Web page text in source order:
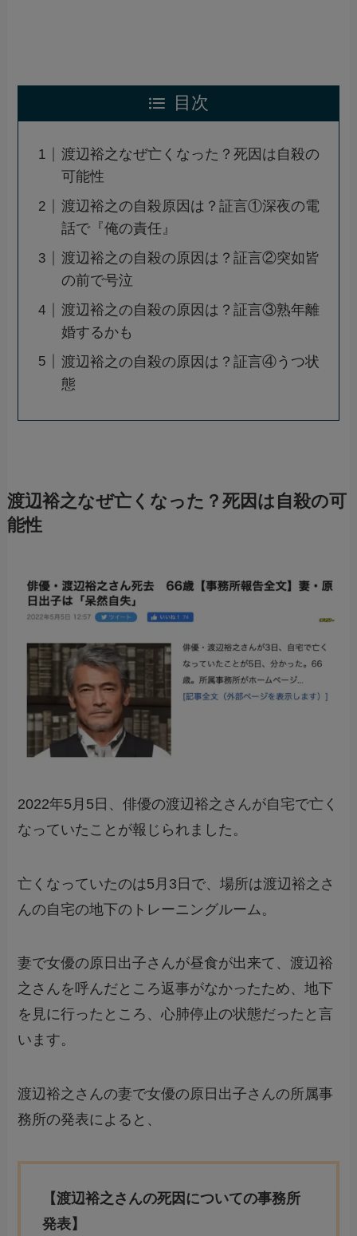
目次
渡辺裕之なぜ亡くなった？死因は自殺の
可能性
渡辺裕之の自殺原因は？証言①深夜の電
話で『俺の責任』
渡辺裕之の自殺の原因は？証言②突如皆
の前で号泣
渡辺裕之の自殺の原因は？証言③熟年離
婚するかも
渡辺裕之の自殺の原因は？証言④うつ状
態
渡辺裕之なぜ亡くなった？死因は自殺の可
能性
2022年5月5日、俳優の渡辺裕之さんが自宅で亡く
なっていたことが報じられました。
亡くなっていたのは5月3日で、場所は渡辺裕之さ
んの自宅の地下のトレーニングルーム。
妻で女優の原日出子さんが昼食が出来て、渡辺裕
之さんを呼んだところ返事がなかったため、地下
を見に行ったところ、心肺停止の状態だったと言
います。
渡辺裕之さんの妻で女優の原日出子さんの所属事
務所の発表によると、
【渡辺裕之さんの死因についての事務所
発表】